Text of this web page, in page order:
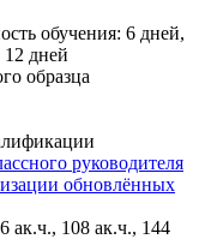
обучения: 6 дней,
12 дней
образца
руководителя
обновлённых
ак.ч., 108 ак.ч., 144